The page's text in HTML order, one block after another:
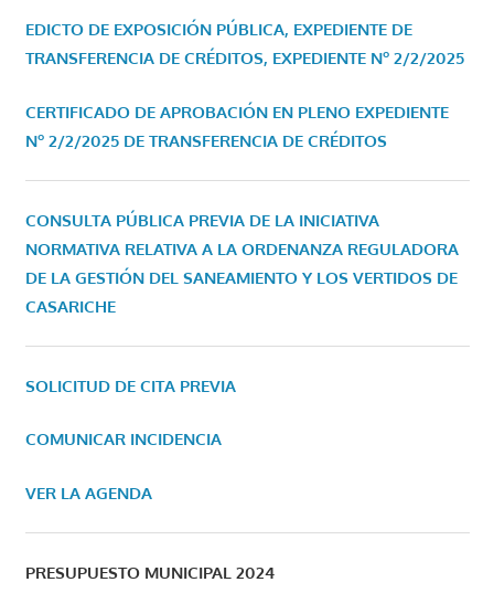
EDICTO DE EXPOSICIÓN PÚBLICA, EXPEDIENTE DE
TRANSFERENCIA DE CRÉDITOS, EXPEDIENTE Nº 2/2/2025
CERTIFICADO DE APROBACIÓN EN PLENO EXPEDIENTE
Nº 2/2/2025 DE TRANSFERENCIA DE CRÉDITOS
CONSULTA PÚBLICA PREVIA DE LA INICIATIVA
NORMATIVA RELATIVA A LA ORDENANZA REGULADORA
DE LA GESTIÓN DEL SANEAMIENTO Y LOS VERTIDOS DE
CASARICHE
SOLICITUD DE CITA PREVIA
COMUNICAR INCIDENCIA
VER LA AGENDA
PRESUPUESTO MUNICIPAL 2024